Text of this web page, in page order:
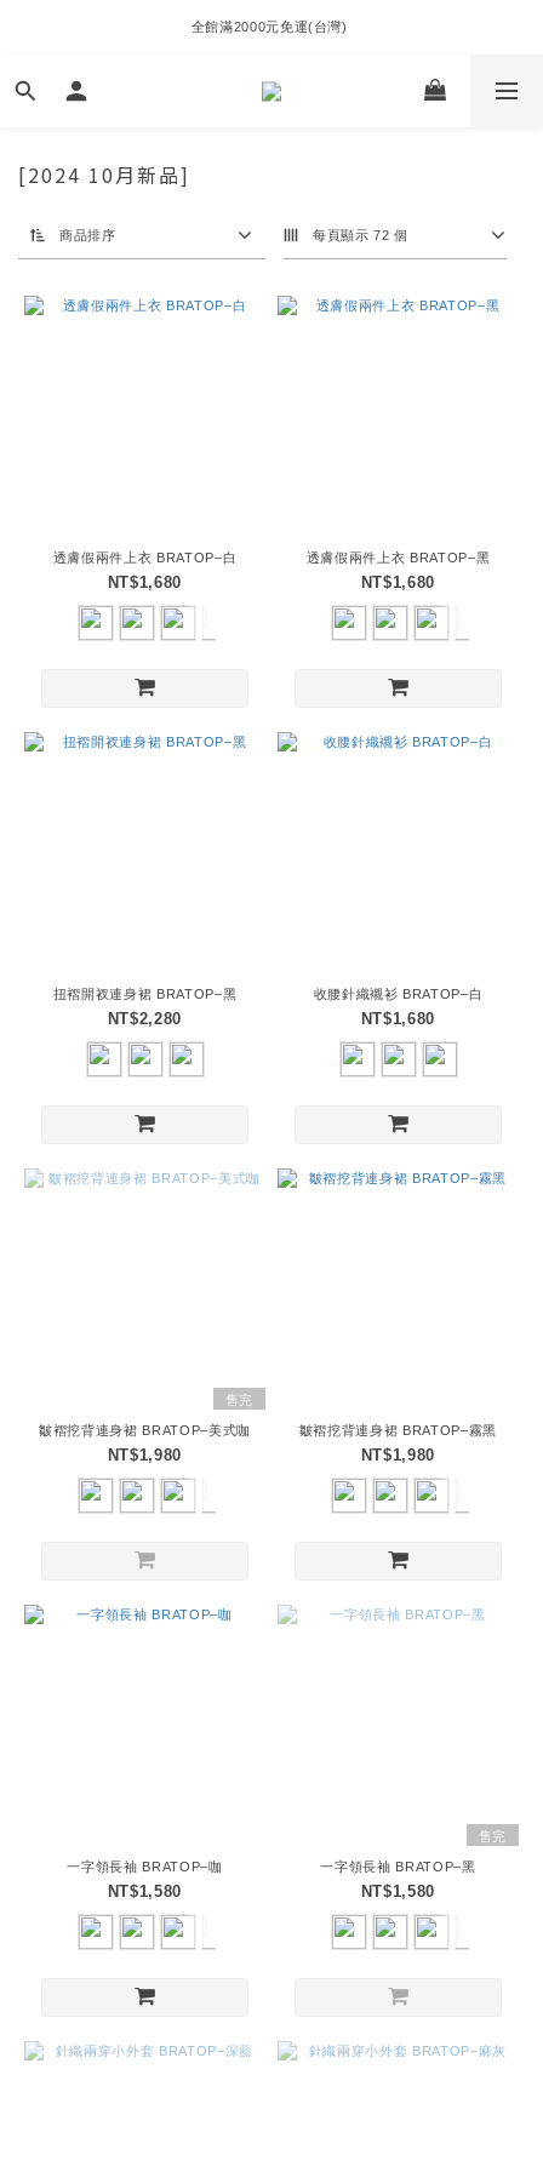
全館滿2000元免運(台灣)
[2024 10月新品]
商品排序 每頁顯示 72 個
透膚假兩件上衣 BRATOP–白
NT$1,680
透膚假兩件上衣 BRATOP–黑
NT$1,680
扭褶開衩連身裙 BRATOP–黑
NT$2,280
收腰針織襯衫 BRATOP–白
NT$1,680
售完
皺褶挖背連身裙 BRATOP–美式咖
NT$1,980
皺褶挖背連身裙 BRATOP–霧黑
NT$1,980
一字領長袖 BRATOP–咖
NT$1,580
售完
一字領長袖 BRATOP–黑
NT$1,580